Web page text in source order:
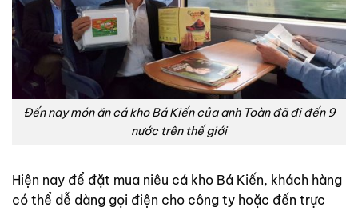
Đến nay món ăn cá kho Bá Kiến của anh Toàn đã đi đến 9
nước trên thế giới
Hiện nay để đặt mua niêu cá kho Bá Kiến, khách hàng
có thể dễ dàng gọi điện cho công ty hoặc đến trực